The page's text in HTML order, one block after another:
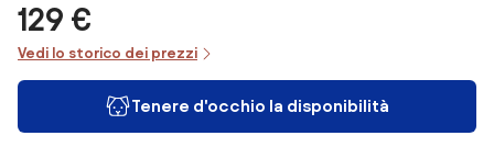
129 €
Vedi lo storico dei prezzi
Tenere d'occhio la disponibilità